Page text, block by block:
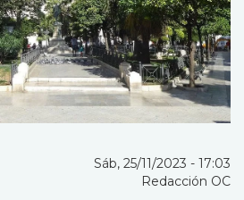
Sáb, 25/11/2023 - 17:03
Redacción OC